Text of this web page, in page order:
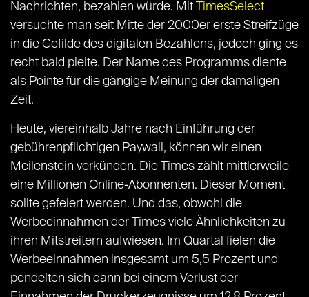
Nachrichten, bezahlen würde. Mit
TimesSelect
versuchte man seit Mitte der 2000er erste Streifzüge
in die Gefilde des digitalen Bezahlens, jedoch ging es
recht bald pleite. Der Name des Programms diente
als Pointe für die gängige Meinung der damaligen
Zeit.
Heute, viereinhalb Jahre nach Einführung der
gebührenpflichtigen Paywall, können wir einen
Meilenstein verkünden. Die Times zählt mittlerweile
eine Millionen Online-Abonnenten. Dieser Moment
sollte gefeiert werden. Und das, obwohl die
Werbeeinnahmen der Times viele Ähnlichkeiten zu
ihren Mitstreitern aufwiesen. Im Quartal fielen die
Werbeeinnahmen insgesamt um 5,5 Prozent und
pendelten sich dann bei einem Verlust der